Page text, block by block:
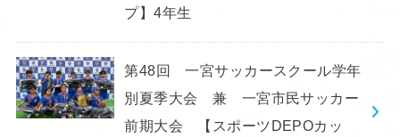
プ】4年生
第48回 一宮サッカースクール学年
別夏季大会 兼 一宮市民サッカー
前期大会 【スポーツDEPOカッ